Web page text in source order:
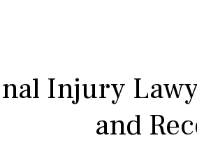
Injury
and